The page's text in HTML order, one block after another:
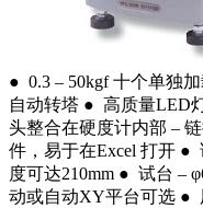
● 0.3 – 50kgf 十个单独
自动转塔 ● 高质量LED
头整合在硬度计内部 –
件，易于在Excel 打
度可达210mm ● 试台 –
动或自动XY平台可选 ●